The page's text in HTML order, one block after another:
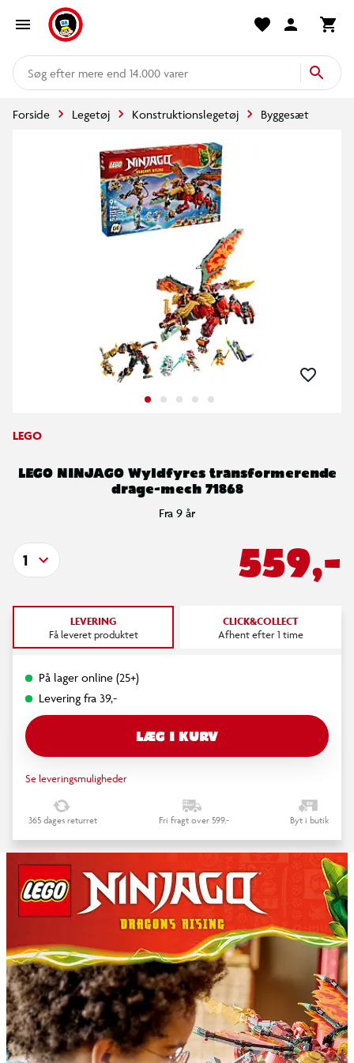
mere end 14.000 varer
Forside Legetøj Konstruktionslegetøj Byggesæt
LEGO
LEGO NINJAGO Wyldfyres transformerende
drage-mech 71868
Fra 9 år
559,-
1
LEVERING
Få leveret produktet
CLICK&COLLECT
Afhent efter 1 time
På lager online (25+)
Levering fra 39,-
LÆG I KURV
Se leveringsmuligheder
365 dages returret Fri fragt over 599,- Byt i butik